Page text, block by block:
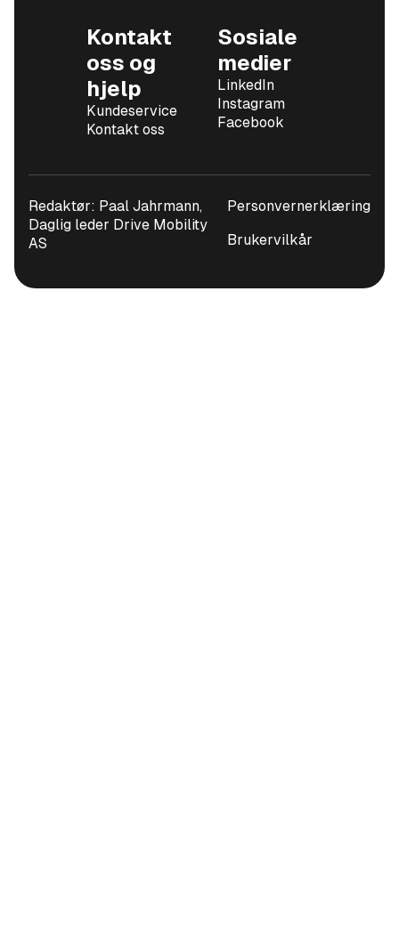
Kontakt
oss og
hjelp
Kundeservice
Kontakt oss
Sosiale
medier
LinkedIn
Instagram
Facebook
Redaktør: Paal Jahrmann,
Daglig leder Drive Mobility
AS
Personvernerklæring
Brukervilkår